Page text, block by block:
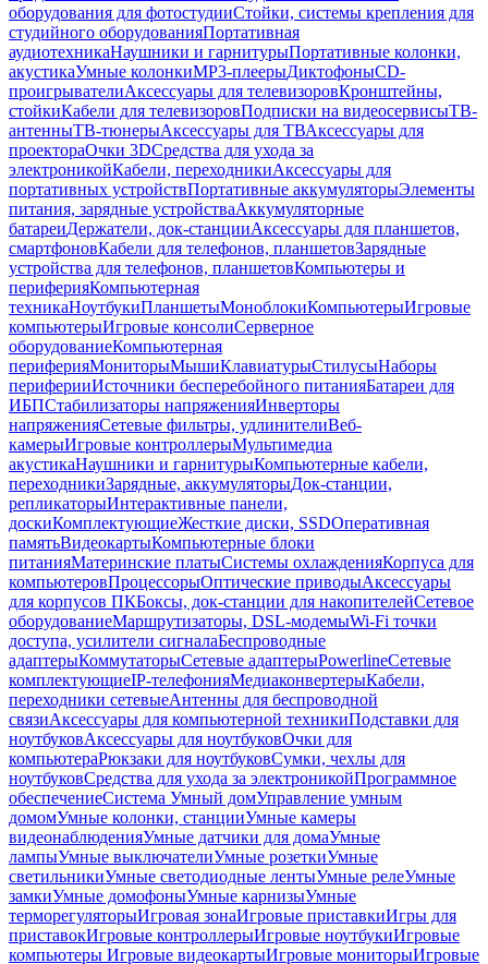
оборудования для фотостудииСтойки, системы крепления для
студийного оборудованияПортативная
аудиотехникаНаушники и гарнитурыПортативные колонки,
акустикаУмные колонкиMP3-плеерыДиктофоныCD-
проигрывателиАксессуары для телевизоровКронштейны,
стойкиКабели для телевизоровПодписки на видеосервисыТВ-
антенныТВ-тюнерыАксессуары для ТВАксессуары для
проектораОчки 3DСредства для ухода за
электроникойКабели, переходникиАксессуары для
портативных устройствПортативные аккумуляторыЭлементы
питания, зарядные устройстваАккумуляторные
батареиДержатели, док-станцииАксессуары для планшетов,
смартфоновКабели для телефонов, планшетовЗарядные
устройства для телефонов, планшетовКомпьютеры и
периферияКомпьютерная
техникаНоутбукиПланшетыМоноблокиКомпьютерыИгровые
компьютерыИгровые консолиСерверное
оборудованиеКомпьютерная
периферияМониторыМышиКлавиатурыСтилусыНаборы
периферииИсточники бесперебойного питанияБатареи для
ИБПСтабилизаторы напряженияИнверторы
напряженияСетевые фильтры, удлинителиВеб-
камерыИгровые контроллерыМультимедиа
акустикаНаушники и гарнитурыКомпьютерные кабели,
переходникиЗарядные, аккумуляторыДок-станции,
репликаторыИнтерактивные панели,
доскиКомплектующиеЖесткие диски, SSDОперативная
памятьВидеокартыКомпьютерные блоки
питанияМатеринские платыСистемы охлажденияКорпуса для
компьютеровПроцессорыОптические приводыАксессуары
для корпусов ПКБоксы, док-станции для накопителейСетевое
оборудованиеМаршрутизаторы, DSL-модемыWi-Fi точки
доступа, усилители сигналаБеспроводные
адаптерыКоммутаторыСетевые адаптерыPowerlineСетевые
комплектующиеIP-телефонияМедиаконвертерыКабели,
переходники сетевыеАнтенны для беспроводной
связиАксессуары для компьютерной техникиПодставки для
ноутбуковАксессуары для ноутбуковОчки для
компьютераРюкзаки для ноутбуковСумки, чехлы для
ноутбуковСредства для ухода за электроникойПрограммное
обеспечениеСистема Умный домУправление умным
домомУмные колонки, станцииУмные камеры
видеонаблюденияУмные датчики для домаУмные
лампыУмные выключателиУмные розеткиУмные
светильникиУмные светодиодные лентыУмные релеУмные
замкиУмные домофоныУмные карнизыУмные
терморегуляторыИгровая зонаИгровые приставкиИгры для
приставокИгровые контроллерыИгровые ноутбукиИгровые
компьютеры Игровые видеокартыИгровые мониторыИгровые